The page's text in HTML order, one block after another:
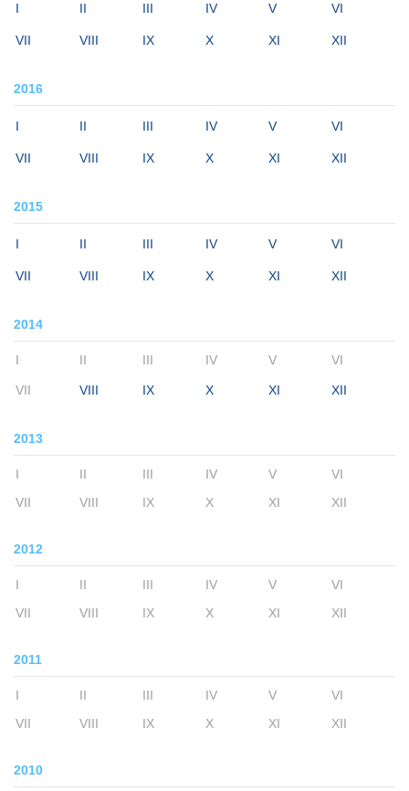
I II III IV V VI
VII VIII IX X XI XII
2016
I II III IV V VI
VII VIII IX X XI XII
2015
I II III IV V VI
VII VIII IX X XI XII
2014
I II III IV V VI
VII VIII IX X XI XII
2013
I II III IV V
VI
VII
VIII IX X XI XII
2012
I II III IV V
VI
VII
VIII IX X XI XII
2011
I II III IV V
VI
VII
VIII IX X XI XII
2010